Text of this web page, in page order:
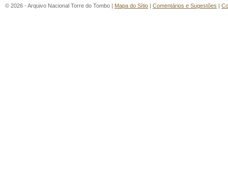
© 2026 - Arquivo Nacional Torre do Tombo | Mapa do Sítio | Comentários e Sugestões |